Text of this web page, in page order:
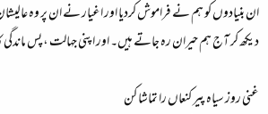
ان بنیادوں کو ہم نے فراموش کردیا اور اغیار نے ان پر وہ
دیکھ کر آج ہم حیران رہ جاتے ہیں۔ اور اپنی جہالت ، پس
غنی روز سیاہ پیر کنعاں را تماشا کن